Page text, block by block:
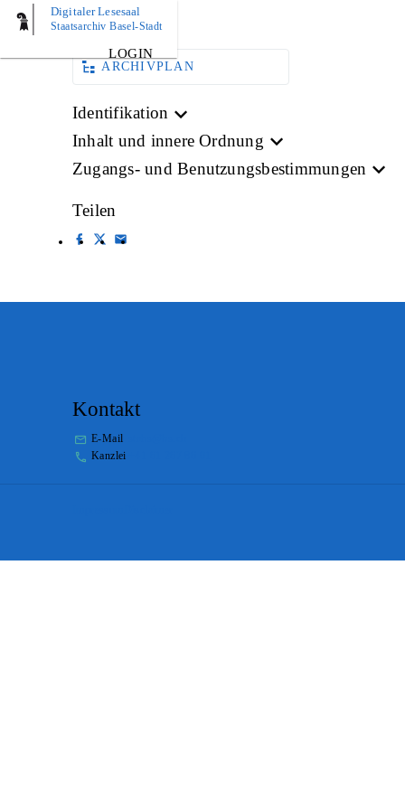
Digitaler Lesesaal
Staatsarchiv Basel-Stadt
LOGIN
BILD
ARCHIVPLAN
Identifikation
Inhalt und innere Ordnung
Zugangs- und Benutzungsbestimmungen
Teilen
Kontakt
E-Mail
Kanzlei